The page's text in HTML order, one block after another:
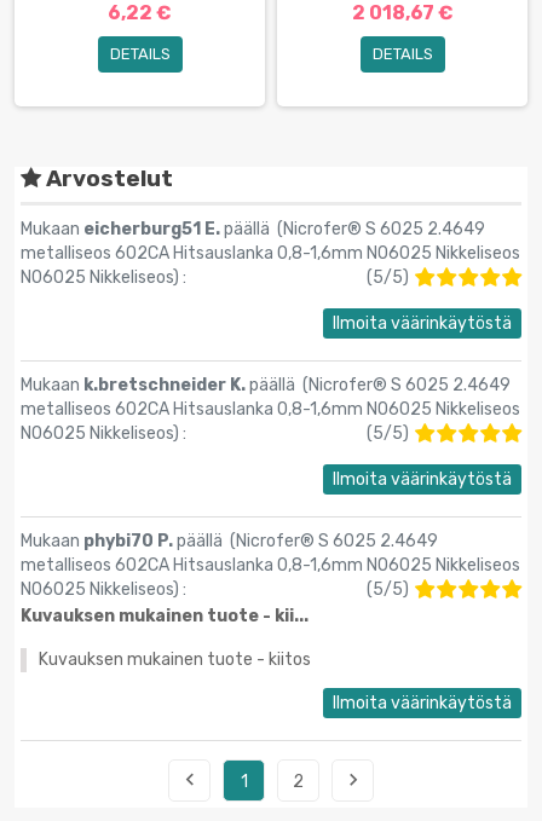
6,22 €
DETAILS
2 018,67 €
DETAILS
Arvostelut
Mukaan eicherburg51 E.päällä (Nicrofer® S 6025 2.4649
metalliseos 602CA Hitsauslanka 0,8-1,6mm N06025 Nikkeliseos
N06025 Nikkeliseos) : (5/5)
Ilmoita väärinkäytöstä
Mukaan k.bretschneider K.päällä (Nicrofer® S 6025 2.4649
metalliseos 602CA Hitsauslanka 0,8-1,6mm N06025 Nikkeliseos
N06025 Nikkeliseos) : (5/5)
Ilmoita väärinkäytöstä
Mukaan phybi70 P.päällä (Nicrofer® S 6025 2.4649
metalliseos 602CA Hitsauslanka 0,8-1,6mm N06025 Nikkeliseos
N06025 Nikkeliseos) : (5/5)
Kuvauksen mukainen tuote - kii...
Kuvauksen mukainen tuote - kiitos
Ilmoita väärinkäytöstä
 1 2 